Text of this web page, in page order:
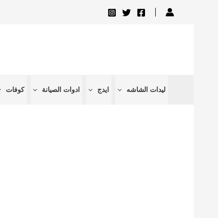
ليدات الشاشه ايدج ادوات الصيانة كوفات